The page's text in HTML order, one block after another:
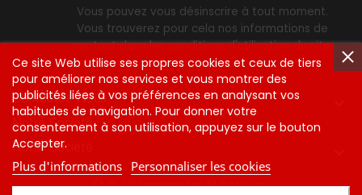
Vous pouvez vous désinscrire à tout moment.
Vous trouverez pour cela nos informations de
contact dans les conditions d'utilisation du site.
Contactez-Nous
Notre Société
Notre Société
Ce site Web utilise ses propres cookies et ceux de tiers
pour améliorer nos services et vous montrer des
publicités liées à vos préférences en analysant vos
habitudes de navigation. Pour donner votre
consentement à son utilisation, appuyez sur le bouton
Accepter.
Plus d'informations Personnaliser les cookies
FAQ
Commandes Et Retours